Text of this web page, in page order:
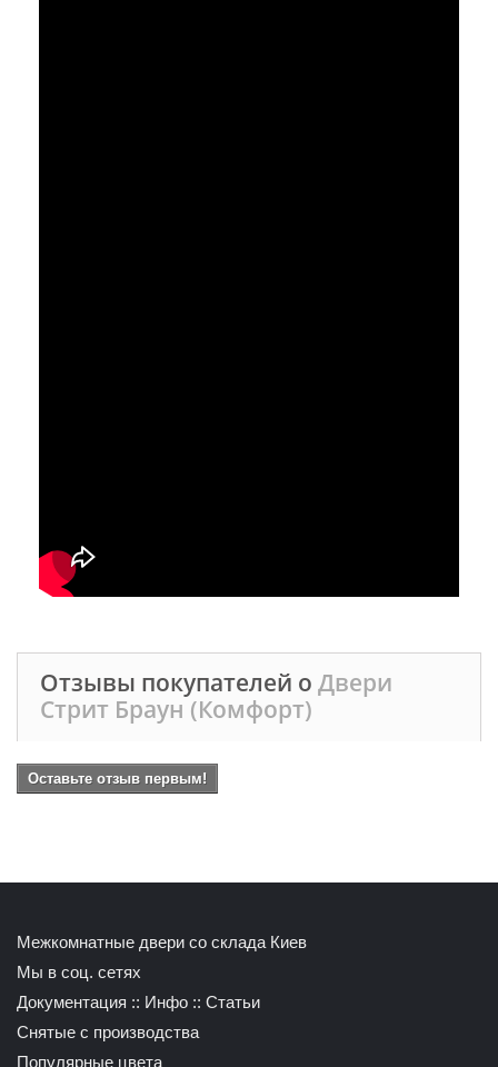
Отзывы покупателей о Двери
Стрит Браун (Комфорт)
Оставьте отзыв первым!
Межкомнатные двери со склада Киев
Мы в соц. сетях
Документация :: Инфо :: Статьи
Снятые с производства
Популярные цвета